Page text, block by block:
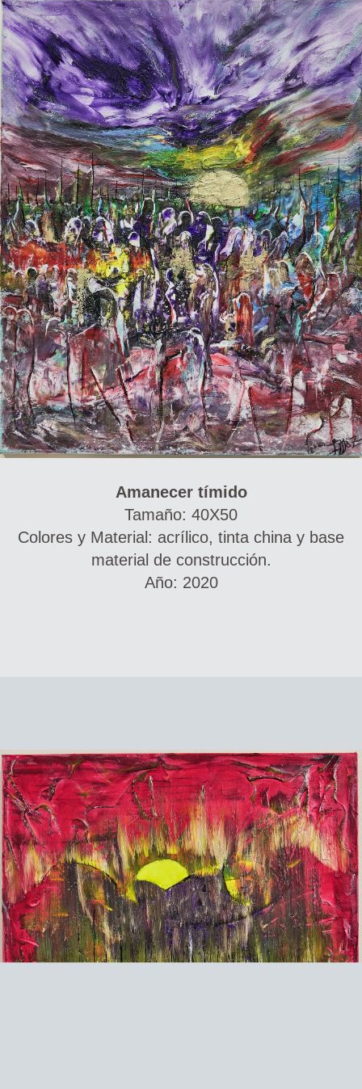
Amanecer tímido
Tamaño: 40X50
Colores y Material: acrílico, tinta china y base
material de construcción.
Año: 2020